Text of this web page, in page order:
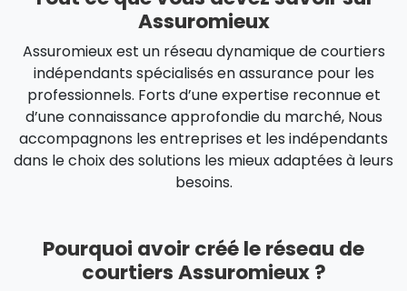
Assuromieux
Assuromieux est un réseau dynamique de courtiers
indépendants spécialisés en assurance pour les
professionnels. Forts d’une expertise reconnue et
d’une connaissance approfondie du marché, Nous
accompagnons les entreprises et les indépendants
dans le choix des solutions les mieux adaptées à leurs
besoins.
Pourquoi avoir créé le réseau de
courtiers Assuromieux ?